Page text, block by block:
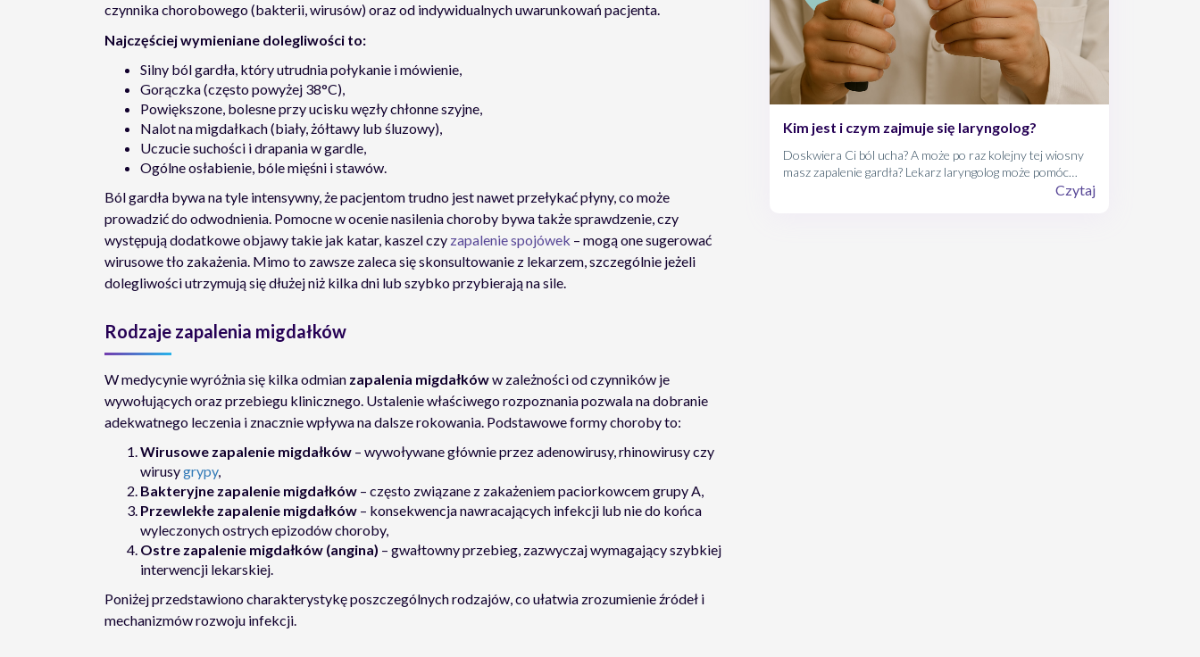
czynnika chorobowego (bakterii, wirusów) oraz od indywidualnych uwarunkowań pacjenta.
Najczęściej wymieniane dolegliwości to:
Silny ból gardła, który utrudnia połykanie i mówienie,
Gorączka (często powyżej 38°C),
Powiększone, bolesne przy ucisku węzły chłonne szyjne,
Nalot na migdałkach (biały, żółtawy lub śluzowy),
Uczucie suchości i drapania w gardle,
Ogólne osłabienie, bóle mięśni i stawów.
Ból gardła bywa na tyle intensywny, że pacjentom trudno jest nawet przełykać płyny, co może
prowadzić do odwodnienia. Pomocne w ocenie nasilenia choroby bywa także sprawdzenie, czy
występują dodatkowe objawy takie jak katar, kaszel czy zapalenie spojówek – mogą one sugerować
wirusowe tło zakażenia. Mimo to zawsze zaleca się skonsultowanie z lekarzem, szczególnie jeżeli
dolegliwości utrzymują się dłużej niż kilka dni lub szybko przybierają na sile.
Rodzaje zapalenia migdałków
W medycynie wyróżnia się kilka odmian zapalenia migdałkóww zależności od czynników je
wywołujących oraz przebiegu klinicznego. Ustalenie właściwego rozpoznania pozwala na dobranie
adekwatnego leczenia i znacznie wpływa na dalsze rokowania. Podstawowe formy choroby to:
Wirusowe zapalenie migdałków – wywoływane głównie przez adenowirusy, rhinowirusy czy
wirusygrypy,
Bakteryjne zapalenie migdałków – często związane z zakażeniem paciorkowcem grupy A,
Przewlekłe zapalenie migdałków – konsekwencja nawracających infekcji lub nie do końca
wyleczonych ostrych epizodów choroby,
Ostre zapalenie migdałków (angina) – gwałtowny przebieg, zazwyczaj wymagający szybkiej
interwencji lekarskiej.
Poniżej przedstawiono charakterystykę poszczególnych rodzajów, co ułatwia zrozumienie źródeł i
mechanizmów rozwoju infekcji.
Kim jest i czym zajmuje się laryngolog?
Doskwiera Ci ból ucha? A może po raz kolejny tej wiosny
masz zapalenie gardła? Lekarz laryngolog może pomóc
rozwikłać Twoje problemy, zwłaszcza wtedy, kiedy sąCzytaj